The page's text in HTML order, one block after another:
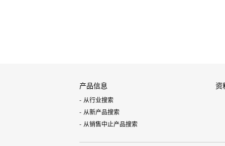
产品信息
从行业搜索
从新产品搜索
从销售中止产品搜索
资